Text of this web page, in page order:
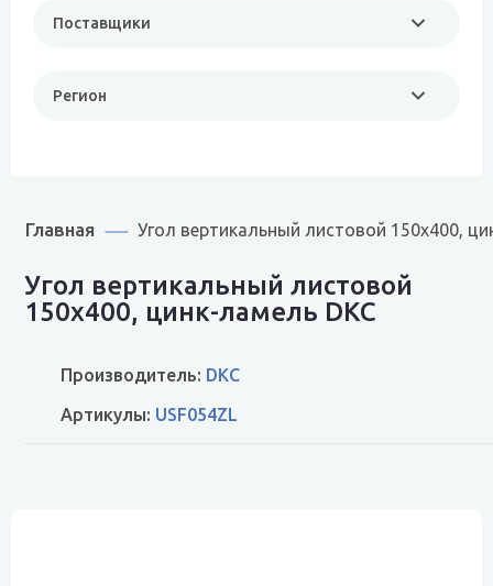
Поставщики
Регион
Главная Угол вертикальный листовой 150х400,
Угол вертикальный листовой
150х400, цинк-ламель DKC
Производитель: DKC
Артикулы: USF054ZL